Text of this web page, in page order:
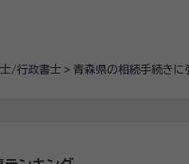
/行政書士 青森県の相続手続き